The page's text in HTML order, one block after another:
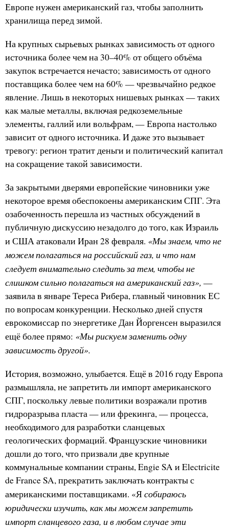
Европе нужен американский газ, чтобы заполнить
хранилища перед зимой.
На крупных сырьевых рынках зависимость от одного
источника более чем на 30–40% от общего объёма
закупок встречается нечасто; зависимость от одного
поставщика более чем на 60% — чрезвычайно редкое
явление. Лишь в некоторых нишевых рынках — таких
как малые металлы, включая редкоземельные
элементы, галлий или вольфрам, — Европа настолько
зависит от одного источника. И даже это вызывает
тревогу: регион тратит деньги и политический капитал
на сокращение такой зависимости.
За закрытыми дверями европейские чиновники уже
некоторое время обеспокоены американским СПГ. Эта
озабоченность перешла из частных обсуждений в
публичную дискуссию незадолго до того, как Израиль
и США атаковали Иран 28 февраля. «Мы знаем, что не
можем полагаться на российский газ, и что нам
следует внимательно следить за тем, чтобы не
слишком сильно полагаться на американский газ», —
заявила в январе Тереса Рибера, главный чиновник ЕС
по вопросам конкуренции. Несколько дней спустя
еврокомиссар по энергетике Дан Йоргенсен выразился
ещё более прямо: «Мы рискуем заменить одну
зависимость другой».
История, возможно, улыбается. Ещё в 2016 году Европа
размышляла, не запретить ли импорт американского
СПГ, поскольку левые политики возражали против
гидроразрыва пласта — или фрекинга, — процесса,
необходимого для разработки сланцевых
геологических формаций. Французские чиновники
дошли до того, что призвали две крупные
коммунальные компании страны, Engie SA и Electricite
de France SA, прекратить заключать контракты с
американскими поставщиками. «Ясобираюсь
юридически изучить, как мы можем запретить
импорт сланцевого газа, и в любом случае эти